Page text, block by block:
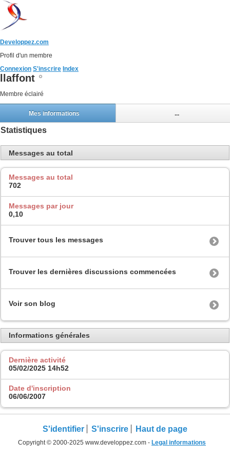
Developpez.com
Profil d'un membre
Connexion S'inscrire Index
llaffont
Membre éclairé
Mes informations ...
Statistiques
Messages au total
Messages au total
702
Messages par jour
0,10
Trouver tous les messages
Trouver les dernières discussions commencées
Voir son blog
Informations générales
Dernière activité
05/02/2025 14h52
Date d'inscription
06/06/2007
S'identifier S'inscrire Haut de page
Copyright © 2000-2025 www.developpez.com - Legal informations